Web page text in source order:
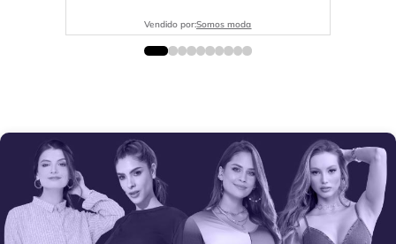
Vendido por:Somos moda